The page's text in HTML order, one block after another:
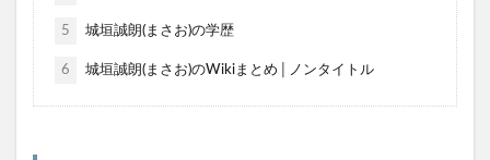
5 城垣誠朗(まさお)の学歴
6 城垣誠朗(まさお)のWikiまとめ│ノンタイトル